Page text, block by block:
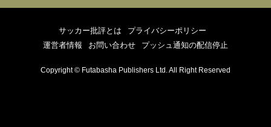
サッカー批評とは
プライバシーポリシー
運営者情報
お問い合わせ プッシュ通知の配信停止
Copyright © Futabasha Publishers Ltd. All Right Reserved